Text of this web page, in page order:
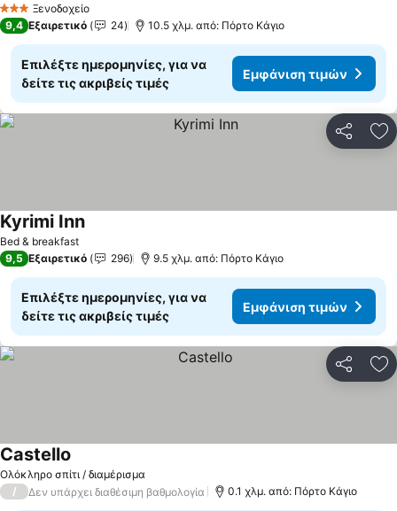
3 ΑστέριαΞενοδοχείο
9,4 Εξαιρετικό 24 10.5 χλμ. από: Πόρτο Κάγιο
Επιλέξτε ημερομηνίες, για να
δείτε τις ακριβείς τιμές
Εμφάνιση τιμών
Bed & breakfast
Kyrimi Inn
9,5 Εξαιρετικό 296 9.5 χλμ. από: Πόρτο Κάγιο
Επιλέξτε ημερομηνίες, για να
δείτε τις ακριβείς τιμές
Εμφάνιση τιμών
Ολόκληρο σπίτι / διαμέρισμα
Castello
/ Δεν υπάρχει διαθέσιμη βαθμολογία 0.1 χλμ. από: Πόρτο Κάγιο